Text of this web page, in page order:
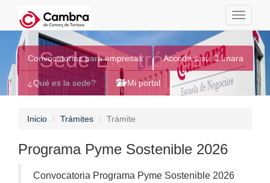
Toggle
Sede Electrónica
Convocatorias para empresas Acceda a su Cámara
¿Qué es la sede? Mi portal
Inicio Trámites Trámite
Programa Pyme Sostenible 2026
Convocatoria Programa Pyme Sostenible 2026